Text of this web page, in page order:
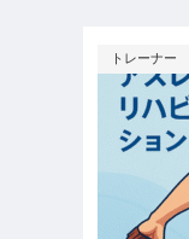
トレーナー